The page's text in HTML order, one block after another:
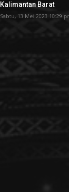
Kalimantan Barat
Sabtu, 13 Mei 2023 10:29